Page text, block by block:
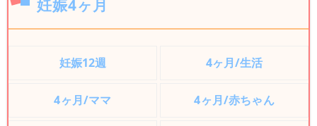
妊娠4ヶ月
妊娠12週 4ヶ月/生活
4ヶ月/ママ 4ヶ月/赤ちゃん